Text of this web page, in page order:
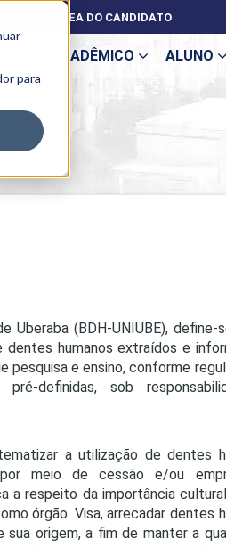
para
ACADÊMICO
MPHU
NIT
PROES
ALUNO
ÁREA DO CANDIDATO
Uberaba (BDH-UNIUBE), define-
humanos extraídos e
pesquisa e ensino, conforme
definidas, sob
a utilização de dentes
meio de cessão e/ou
a respeito da importância
órgão. Visa, arrecadar dentes
origem, a fim de manter a